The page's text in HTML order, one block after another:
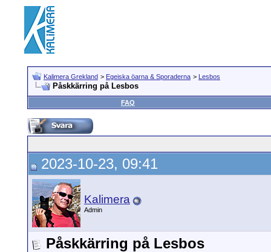
Kalimera Grekland > Egeiska öarna & Sporaderna > Lesbos
Påskkärring på Lesbos
FAQ
2023-10-23, 09:41
Kalimera
Admin
Påskkärring på Lesbos